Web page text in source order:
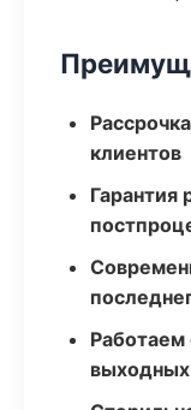
клиентов
Гарантия
выходных